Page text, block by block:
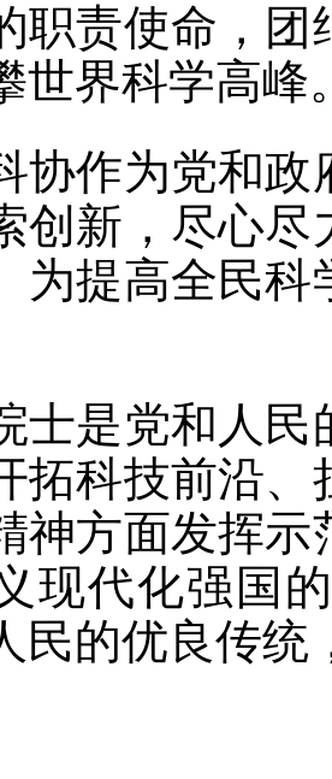
职责使命，
世界科学高峰
作为党和政
创新，尽心
为提高全民
是党和人民
拓科技前沿
神方面发挥
现代化强国
民的优良传